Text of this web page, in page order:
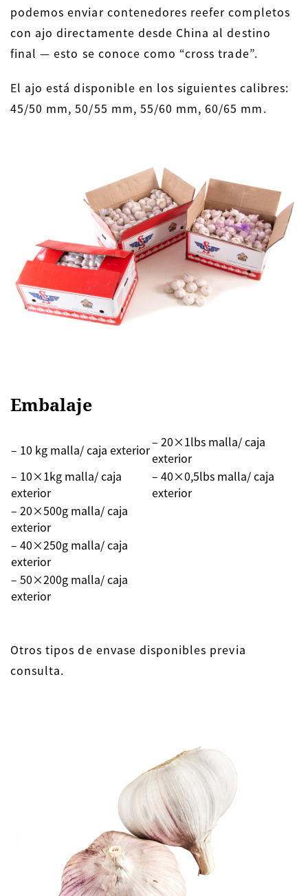
podemos enviar contenedores reefer completos
con ajo directamente desde China al destino
final — esto se conoce como “cross trade”.
El ajo está disponible en los siguientes calibres:
45/50 mm, 50/55 mm, 55/60 mm, 60/65 mm.
Embalaje
– 10 kg malla/ caja exterior– 20×1lbs malla/ caja
exterior
– 10×1kg malla/ caja
exterior
– 40×0,5lbs malla/ caja
exterior
– 20×500g malla/ caja
exterior
– 40×250g malla/ caja
exterior
– 50×200g malla/ caja
exterior
Otros tipos de envase disponibles previa
consulta.